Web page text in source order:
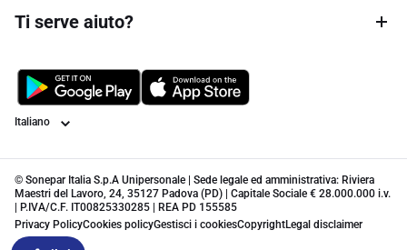
Ti serve aiuto?
Lingua
© Sonepar Italia S.p.A Unipersonale | Sede legale ed amministrativa: Riviera
Maestri del Lavoro, 24, 35127 Padova (PD) | Capitale Sociale € 28.000.000 i.v.
| P.IVA/C.F. IT00825330285 | REA PD 155585
Privacy PolicyCookies policyGestisci i cookiesCopyrightLegal disclaimer